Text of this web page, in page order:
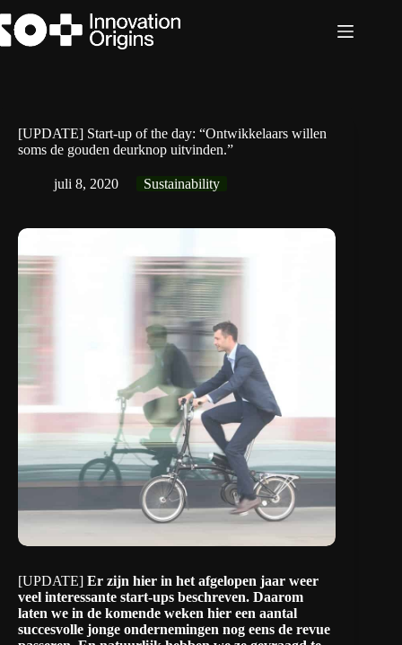
naar
de
[UPDATE] Start-up of the day: “Ontwikkelaars willen
soms de gouden deurknop uitvinden.”
juli 8, 2020 Sustainability
[UPDATE] Er zijn hier in het afgelopen jaar weer
veel interessante start-ups beschreven. Daarom
laten we in de komende weken hier een aantal
succesvolle jonge ondernemingen nog eens de revue